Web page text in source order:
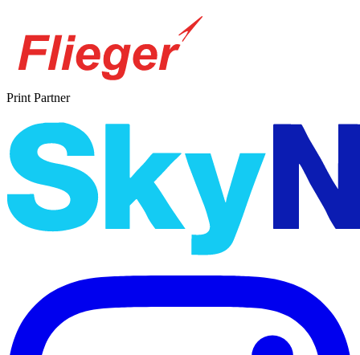
Print Partner